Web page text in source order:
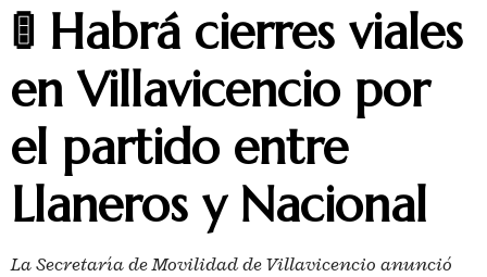
🚦 Habrá cierres viales
en Villavicencio por
el partido entre
Llaneros y Nacional
La Secretaría de Movilidad de Villavicencio anunció